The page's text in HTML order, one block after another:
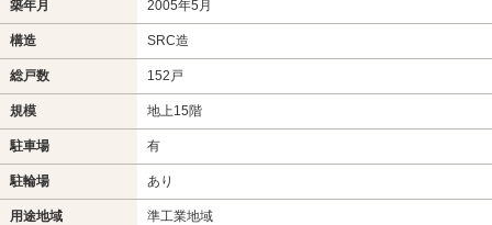
築年月 2005年5月
構造 SRC造
総戸数 152戸
規模 地上15階
駐車場 有
駐輪場 あり
用途地域 準工業地域